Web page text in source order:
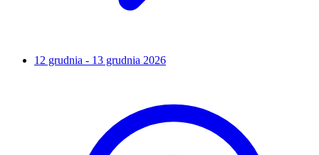
12 grudnia - 13 grudnia 2026